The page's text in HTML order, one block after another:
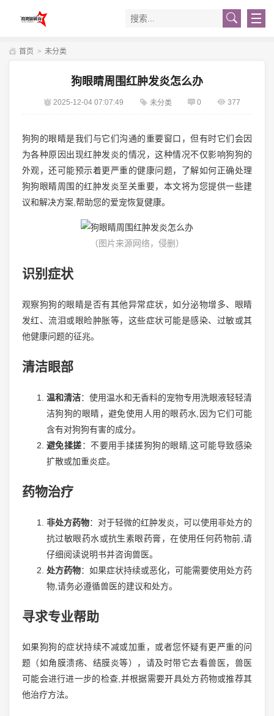
首页 > 未分类
狗眼睛周围红肿发炎怎么办
2025-12-04 07:07:49 未分类 0 377
狗狗的眼睛是我们与它们沟通的重要窗口，但有时它们会因
为各种原因出现红肿发炎的情况，这种情况不仅影响狗狗的
外观，还可能预示着更严重的健康问题，了解如何正确处理
狗狗眼睛周围的红肿发炎至关重要，本文将为您提供一些建
议和解决方案,帮助您的爱宠恢复健康。
（图片来源网络，侵删）
识别症状
观察狗狗的眼睛是否有其他异常症状，如分泌物增多、眼睛
发红、流泪或眼睑肿胀等，这些症状可能是感染、过敏或其
他健康问题的征兆。
清洁眼部
温和清洁：使用温水和无香料的宠物专用洗眼液轻轻清
洁狗狗的眼睛，避免使用人用的眼药水,因为它们可能
含有对狗狗有害的成分。
避免揉搓：不要用手揉搓狗狗的眼睛,这可能导致感染
扩散或加重炎症。
药物治疗
非处方药物：对于轻微的红肿发炎，可以使用非处方的
抗过敏眼药水或抗生素眼药膏，在使用任何药物前,请
仔细阅读说明书并咨询兽医。
处方药物：如果症状持续或恶化，可能需要使用处方药
物,请务必遵循兽医的建议和处方。
寻求专业帮助
如果狗狗的症状持续不减或加重，或者您怀疑有更严重的问
题（如角膜溃疡、结膜炎等），请及时带它去看兽医，兽医
可能会进行进一步的检查,并根据需要开具处方药物或推荐其
他治疗方法。